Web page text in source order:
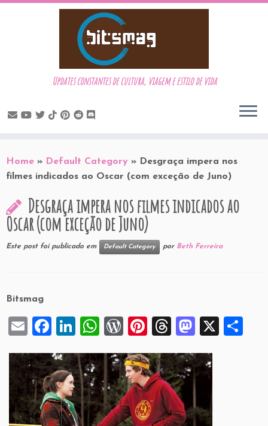
to
content
Updates constantes de cultura, viagem e estilo de vida
Home » Default Category » Desgraça impera nos
filmes indicados ao Oscar (com exceção de Juno)
Desgraça impera nos filmes indicados ao
Oscar (com exceção de Juno)
Este post foi publicado em Default Category por Beth Ferreira
Bitsmag
E
ai
l
F
c
e
b
o
Li
k
e
dI
n
W
at
s
A
p
W
d
P
re
ss
Pi
er
es
t
T
e
a
d
s
M
st
o
d
o
X